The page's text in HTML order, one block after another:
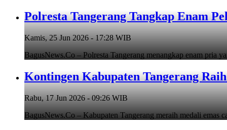
Polresta Tangerang Tangkap Enam
Kamis, 25 Jun 2026 - 17:28 WIB
BagusNews.Co – Polresta Tangerang menangkap enam pria
Kontingen Kabupaten Tangerang
Rabu, 17 Jun 2026 - 09:26 WIB
BagusNews.Co – Kabupaten Tangerang meraih medali